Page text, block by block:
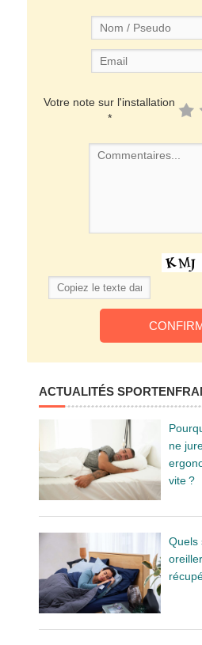
Votre note sur l'installation
*
ACTUALITÉS
ne
vite ?
Quels